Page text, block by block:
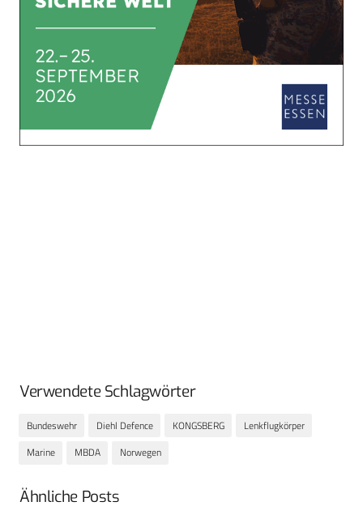
Verwendete Schlagwörter
Bundeswehr Diehl Defence KONGSBERG
Lenkflugkörper
Marine
MBDA Norwegen
Ähnliche Posts